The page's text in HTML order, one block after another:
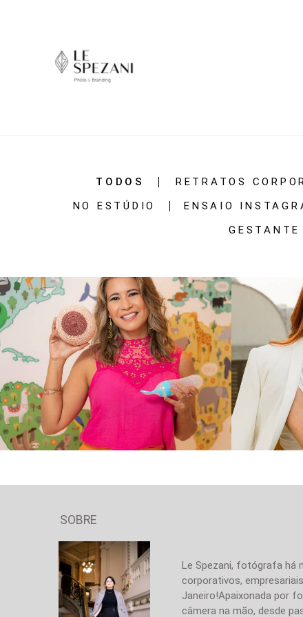
TODOS RETRATOS
NO ESTÚDIO
ENSAIO
GESTANTE
849 0
SOBRE
Le Spezani, fotógrafa há
corporativos,
Janeiro!Apaixonada por
câmera na mão, desde